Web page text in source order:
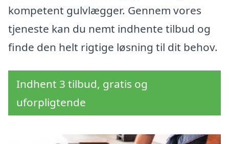
kompetent gulvlægger. Gennem vores
tjeneste kan du nemt indhente tilbud og
finde den helt rigtige løsning til dit behov.
Indhent 3 tilbud, gratis og
uforpligtende